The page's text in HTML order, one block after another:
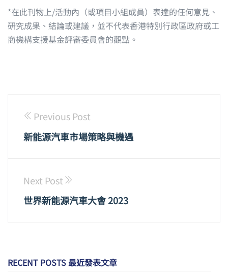
*在此刊物上/活動內（或項目小組成員）表達的任何意見、
研究成果、結論或建議，並不代表香港特別行政區政府或工
商機構支援基金評審委員會的觀點。
Previous Post
新能源汽車市場策略與機遇
Next Post
世界新能源汽車大會 2023
RECENT POSTS 最近發表文章